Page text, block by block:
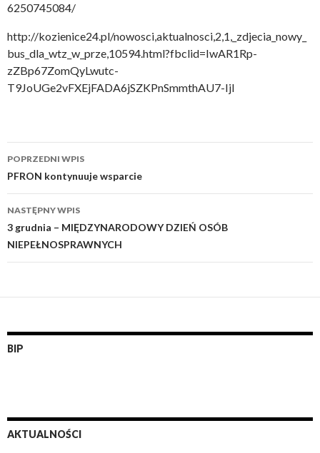
6250745084/
http://kozienice24.pl/nowosci,aktualnosci,2,1,_zdjecia_nowy_
bus_dla_wtz_w_prze,10594.html?fbclid=IwAR1Rp-
zZBp67ZomQyLwutc-
T9JoUGe2vFXEjFADA6jSZKPnSmmthAU7-IjI
Zobacz
wpisy
POPRZEDNI WPIS
PFRON kontynuuje wsparcie
NASTĘPNY WPIS
3 grudnia – MIĘDZYNARODOWY DZIEŃ OSÓB
NIEPEŁNOSPRAWNYCH
BIP
AKTUALNOŚCI